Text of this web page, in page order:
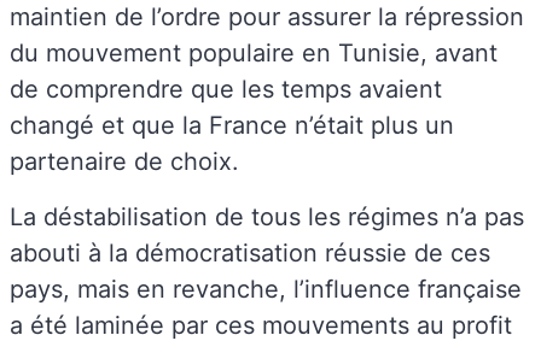
maintien de l’ordre pour assurer la répression
du mouvement populaire en Tunisie, avant
de comprendre que les temps avaient
changé et que la France n’était plus un
partenaire de choix.
La déstabilisation de tous les régimes n’a pas
abouti à la démocratisation réussie de ces
pays, mais en revanche, l’influence française
a été laminée par ces mouvements au profit